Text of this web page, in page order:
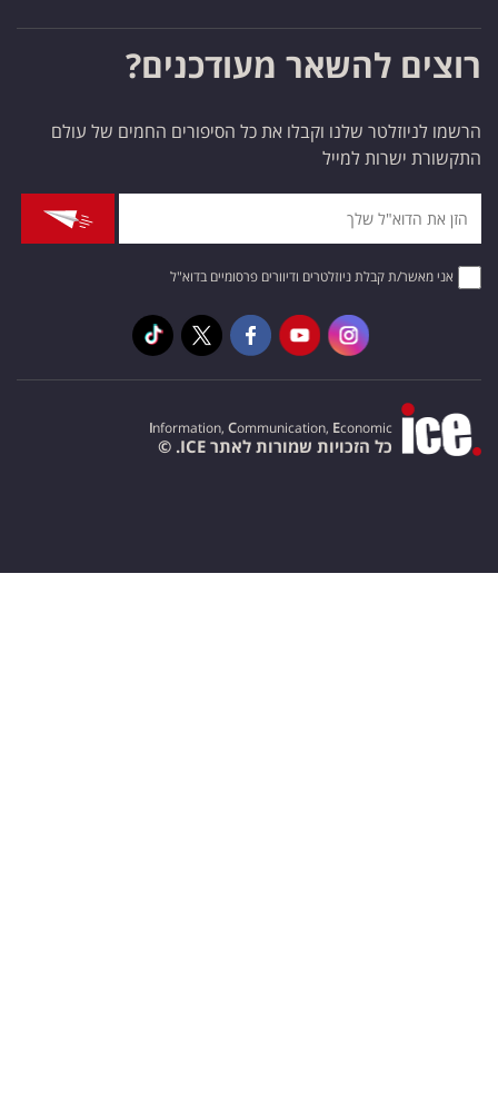
רוצים להשאר מעודכנים?
הרשמו לניוזלטר שלנו וקבלו את כל הסיפורים החמים של עולם
התקשורת ישרות למייל
אני מאשר/ת קבלת ניוזלטרים ודיוורים פרסומיים בדוא"ל
Information, Communication, Economic
כל הזכויות שמורות לאתר ICE. ©